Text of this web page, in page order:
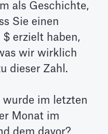
als Geschichte,
Sie einen
$ erzielt haben,
wir wirklich
dieser Zahl.
wurde im letzten
Monat im